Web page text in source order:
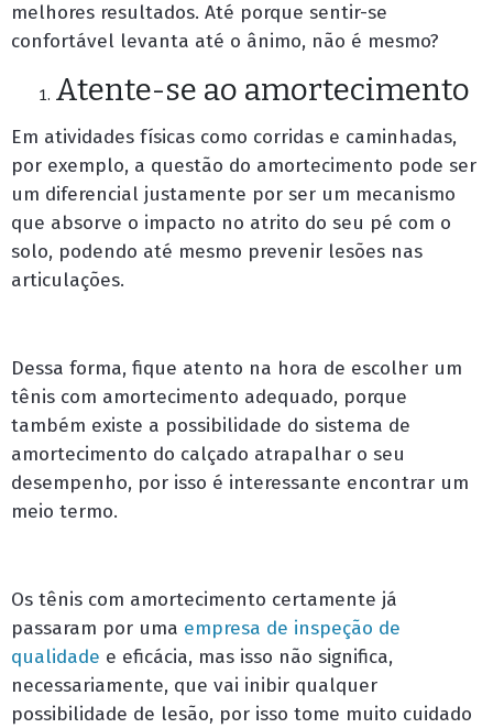
melhores resultados. Até porque sentir-se
confortável levanta até o ânimo, não é mesmo?
Atente-se ao amortecimento
Em atividades físicas como corridas e caminhadas,
por exemplo, a questão do amortecimento pode ser
um diferencial justamente por ser um mecanismo
que absorve o impacto no atrito do seu pé com o
solo, podendo até mesmo prevenir lesões nas
articulações.
Dessa forma, fique atento na hora de escolher um
tênis com amortecimento adequado, porque
também existe a possibilidade do sistema de
amortecimento do calçado atrapalhar o seu
desempenho, por isso é interessante encontrar um
meio termo.
Os tênis com amortecimento certamente já
passaram por uma empresa de inspeção de
qualidade e eficácia, mas isso não significa,
necessariamente, que vai inibir qualquer
possibilidade de lesão, por isso tome muito cuidado